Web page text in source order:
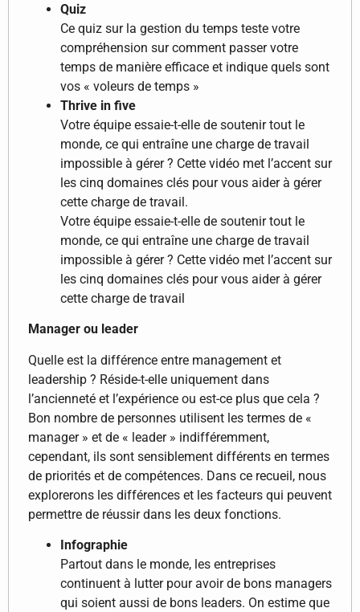
Quiz
Ce quiz sur la gestion du temps teste votre
compréhension sur comment passer votre
temps de manière efficace et indique quels sont
vos « voleurs de temps »
Thrive in five
Votre équipe essaie-t-elle de soutenir tout le
monde, ce qui entraîne une charge de travail
impossible à gérer ? Cette vidéo met l’accent sur
les cinq domaines clés pour vous aider à gérer
cette charge de travail.
Votre équipe essaie-t-elle de soutenir tout le
monde, ce qui entraîne une charge de travail
impossible à gérer ? Cette vidéo met l’accent sur
les cinq domaines clés pour vous aider à gérer
cette charge de travail
Manager ou leader
Quelle est la différence entre management et
leadership ? Réside-t-elle uniquement dans
l’ancienneté et l’expérience ou est-ce plus que cela ?
Bon nombre de personnes utilisent les termes de «
manager » et de « leader » indifféremment,
cependant, ils sont sensiblement différents en termes
de priorités et de compétences. Dans ce recueil, nous
explorerons les différences et les facteurs qui peuvent
permettre de réussir dans les deux fonctions.
Infographie
Partout dans le monde, les entreprises
continuent à lutter pour avoir de bons managers
qui soient aussi de bons leaders. On estime que